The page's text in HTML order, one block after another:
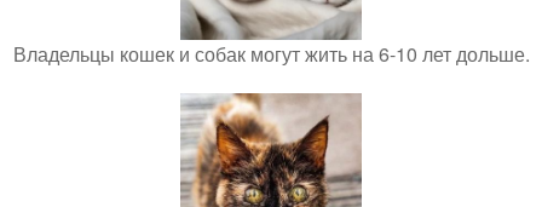
Владельцы кошек и собак могут жить на 6-10 лет дольше.